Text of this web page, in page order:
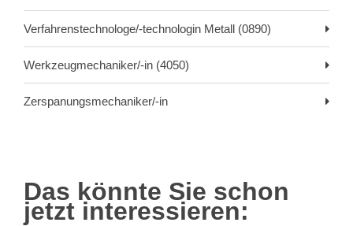
Verfahrenstechnologe/-technologin Metall (0890)
Werkzeugmechaniker/-in (4050)
Zerspanungsmechaniker/-in
Das könnte Sie schon
jetzt interessieren: